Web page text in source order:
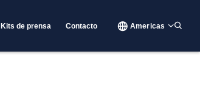
Kits de prensa Contacto Americas